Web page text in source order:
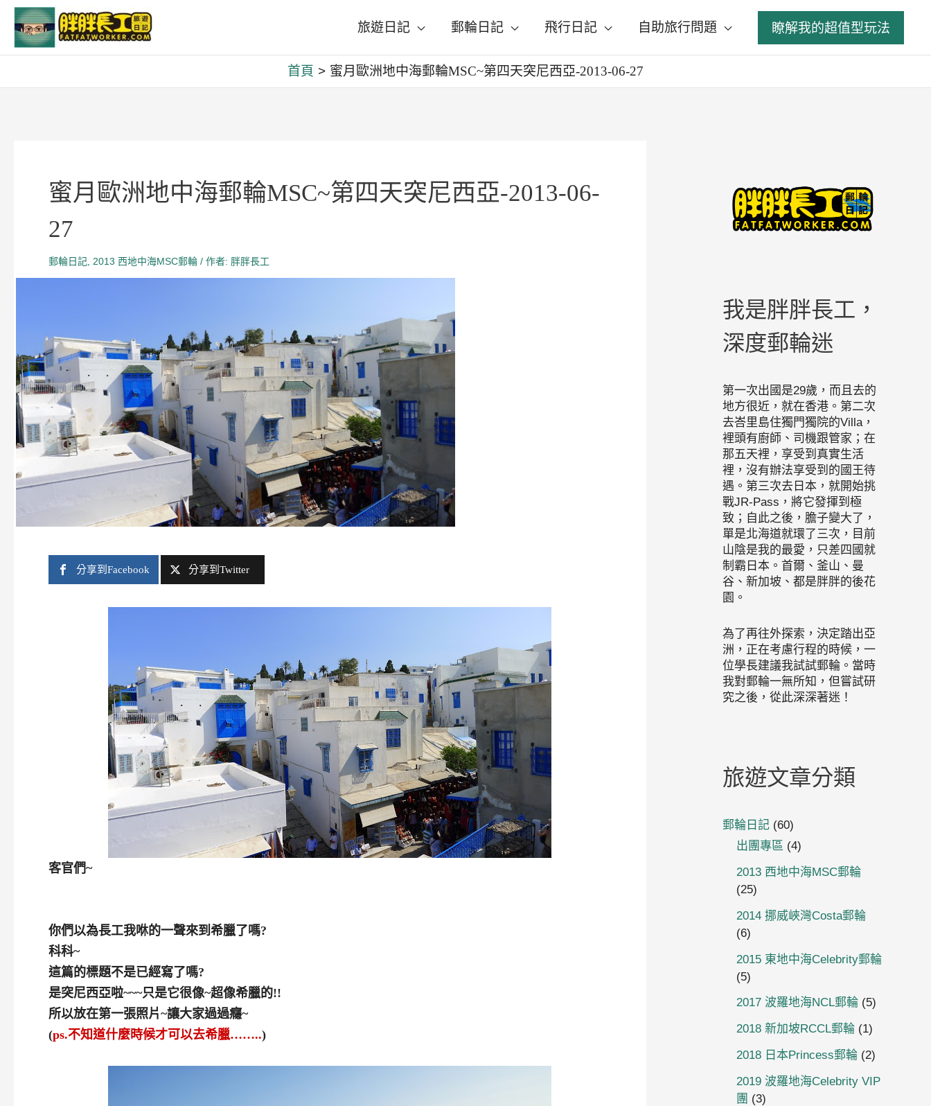
旅遊日記 郵輪日記 飛行日記 自助旅行問題 瞭解我的超值型玩法
首頁 蜜月歐洲地中海郵輪MSC~第四天突尼西亞-2013-06-27
蜜月歐洲地中海郵輪MSC~第四天突尼西亞-2013-06-
27
郵輪日記, 2013 西地中海MSC郵輪 / 作者: 胖胖長工
分享到Facebook 分享到Twitter
客官們~
你們以為長工我咻的一聲來到希臘了嗎?
科科~
這篇的標題不是已經寫了嗎?
是突尼西亞啦~~~只是它很像~超像希臘的!!
所以放在第一張照片~讓大家過過癮~
(ps.不知道什麼時候才可以去希臘……..)
我是胖胖長工，
深度郵輪迷
第一次出國是29歲，而且去的
地方很近，就在香港。第二次
去峇里島住獨門獨院的Villa，
裡頭有廚師、司機跟管家；在
那五天裡，享受到真實生活
裡，沒有辦法享受到的國王待
遇。第三次去日本，就開始挑
戰JR-Pass，將它發揮到極
致；自此之後，膽子變大了，
單是北海道就環了三次，目前
山陰是我的最愛，只差四國就
制霸日本。首爾、釜山、曼
谷、新加坡、都是胖胖的後花
園。
為了再往外探索，決定踏出亞
洲，正在考慮行程的時候，一
位學長建議我試試郵輪。當時
我對郵輪一無所知，但嘗試研
究之後，從此深深著迷！
旅遊文章分類
郵輪日記(60)
出團專區 (4)
2013 西地中海MSC郵輪
(25)
2014 挪威峽灣Costa郵輪
(6)
2015 東地中海Celebrity郵輪
(5)
2017 波羅地海NCL郵輪(5)
2018 新加坡RCCL郵輪(1)
2018 日本Princess郵輪(2)
2019 波羅地海Celebrity VIP
團 (3)